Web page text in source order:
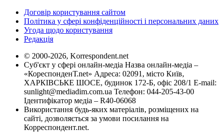
Договір користування сайтом
Політика у сфері конфіденційності і персональних даних
Угода щодо користування
Редакція
© 2000-2026, Korrespondent.net
Суб'єкт у сфері онлайн-медіа Назва онлайн-медіа –
«КореспонденТ.net» Адреса: 02091, місто Київ,
ХАРКІВСЬКЕ ШОСЕ, будинок 172-Б, офіс 208/1 E-mail:
sunlight@mediadim.com.ua Телефон: 044-205-43-00
Ідентифікатор медіа – R40-06068
Використання будь-яких матеріалів, розміщених на
сайті, дозволяється за умови посилання на
Корреспондент.net.